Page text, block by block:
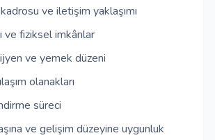
ve iletişim yaklaşımı
ve fiziksel imkânlar
ve yemek düzeni
olanakları
süreci
ve gelişim düzeyine uygunluk